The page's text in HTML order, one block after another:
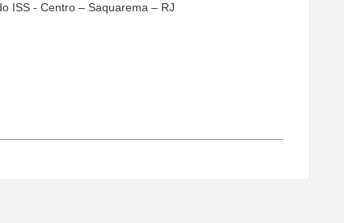
ISS - Centro – Saquarema – RJ